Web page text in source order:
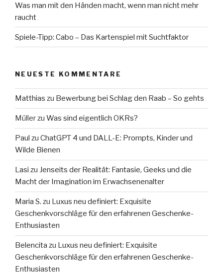
Was man mit den Händen macht, wenn man nicht mehr
raucht
Spiele-Tipp: Cabo – Das Kartenspiel mit Suchtfaktor
NEUESTE KOMMENTARE
Matthias zu Bewerbung bei Schlag den Raab – So gehts
Müllerzu Was sind eigentlich OKRs?
Paul zu ChatGPT 4 und DALL-E: Prompts, Kinder und
Wilde Bienen
Lasi zu Jenseits der Realität: Fantasie, Geeks und die
Macht der Imagination im Erwachsenenalter
Maria S. zu Luxus neu definiert: Exquisite
Geschenkvorschläge für den erfahrenen Geschenke-
Enthusiasten
Belencita zu Luxus neu definiert: Exquisite
Geschenkvorschläge für den erfahrenen Geschenke-
Enthusiasten